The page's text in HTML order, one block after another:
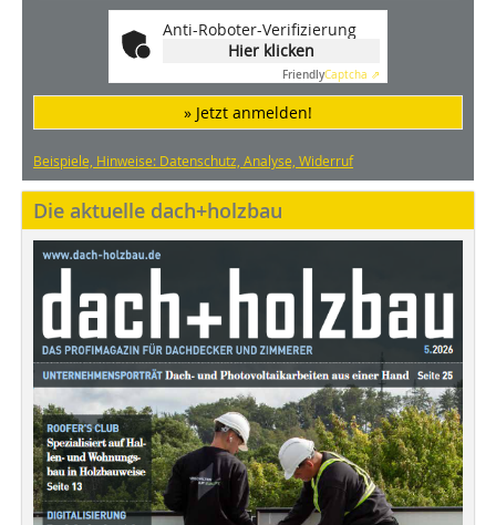
Anti-Roboter-Verifizierung
Hier klicken
FriendlyCaptcha ⇗
» Jetzt anmelden!
Beispiele, Hinweise: Datenschutz, Analyse, Widerruf
Die aktuelle dach+holzbau